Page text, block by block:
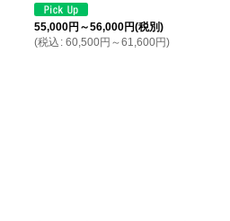
55,000円 ～56,000円(税別)
(税込 : 60,500円 ～61,600円)